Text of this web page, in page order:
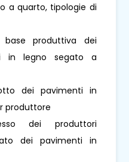
a quarto, tipologie di
base produttiva dei
in legno segato a
dei pavimenti in
produttore
dei produttori
dei pavimenti in